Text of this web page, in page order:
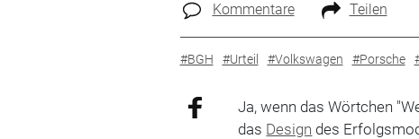
Kommentare Teilen
#BGH #Urteil #Volkswagen #Porsche
Ja, wenn das Wörtchen
das Design des